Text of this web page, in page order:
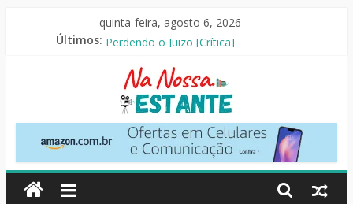
quinta-feira, agosto 6, 2026
Últimos: As Ovelhas Detetives [Crítica]
Slow Horses – 3ª Temporada [Crítica]
Seus Amigos e Vizinhos [Crítica]
O Pistoleiro [Resenha Literária]
Na
Nossa